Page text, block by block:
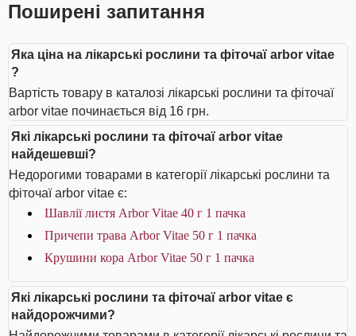
Поширені запитання
Яка ціна на лікарські рослини та фіточаї arbor vitae
?
Вартість товару в каталозі лікарські рослини та фіточаї
arbor vitae починається від 16 грн.
Які лікарські рослини та фіточаї arbor vitae
найдешевші?
Недорогими товарами в категорії лікарські рослини та
фіточаї arbor vitae є:
Шавлії листя Arbor Vitae 40 г 1 пачка
Причепи трава Arbor Vitae 50 г 1 пачка
Крушини кора Arbor Vitae 50 г 1 пачка
Які лікарські рослини та фіточаї arbor vitae є
найдорожчими?